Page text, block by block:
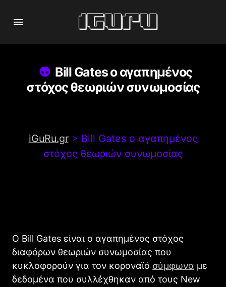
Bill Gates ο αγαπημένος
στόχος θεωριών συνωμοσίας
iGuRu.gr> Bill Gates ο αγαπημένος
στόχος θεωριών συνωμοσίας
Ο Bill Gates είναι ο αγαπημένος στόχος
διαφόρων θεωριών συνωμοσίας που
κυκλοφορούν για τον κοροναϊό σύμφωνα με
δεδομένα που συλλέχθηκαν από τους New